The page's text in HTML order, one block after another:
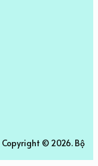
Copyright © 2026. Bộ